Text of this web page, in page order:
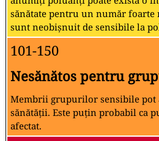
sănătate pentru un număr foarte
sunt neobișnuit de sensibile la
101-150
Nesănătos pentru
Membrii grupurilor sensibile pot
sănătății. Este puțin probabil ca
afectat.